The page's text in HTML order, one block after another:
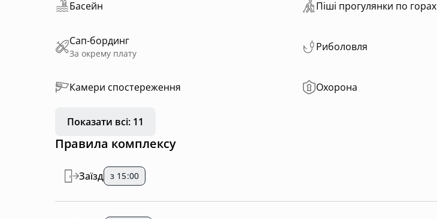
Басейн Пiшi прoгулянки пo горах
Сап-бординг
За окрему плату
Риболовля
Камери спостереження Охорона
Показати всі: 11
Правила комплексу
Заїзд з 15:00